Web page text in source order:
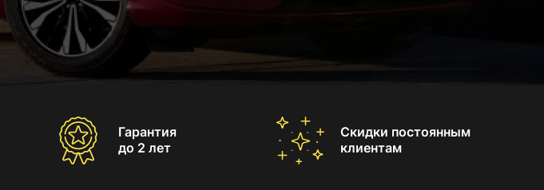
Гарантия
до 2 лет
Скидки постоянным
клиентам